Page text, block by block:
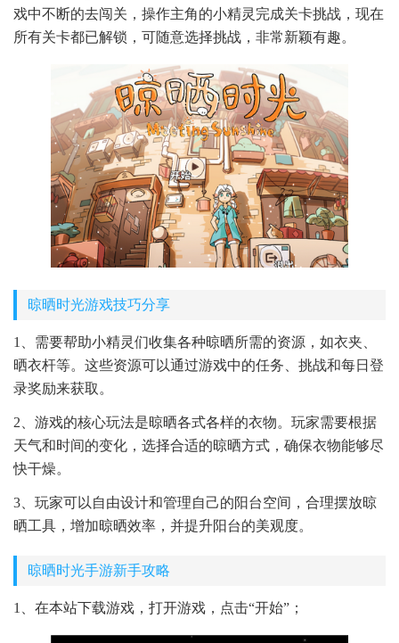
戏中不断的去闯关，操作主角的小精灵完成关卡挑战，现在
所有关卡都已解锁，可随意选择挑战，非常新颖有趣。
晾晒时光游戏技巧分享
1、需要帮助小精灵们收集各种晾晒所需的资源，如衣夹、
晒衣杆等。这些资源可以通过游戏中的任务、挑战和每日登
录奖励来获取。
2、游戏的核心玩法是晾晒各式各样的衣物。玩家需要根据
天气和时间的变化，选择合适的晾晒方式，确保衣物能够尽
快干燥。
3、玩家可以自由设计和管理自己的阳台空间，合理摆放晾
晒工具，增加晾晒效率，并提升阳台的美观度。
晾晒时光手游新手攻略
1、在本站下载游戏，打开游戏，点击“开始”；